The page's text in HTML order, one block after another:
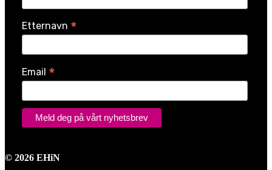
Etternavn *
Email *
© 2026 EHiN